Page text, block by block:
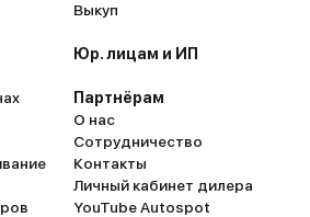
Выкуп
Юр. лицам и ИП
Партнёрам
О нас
Сотрудничество
Контакты
Личный кабинет дилера
YouTube Autospot